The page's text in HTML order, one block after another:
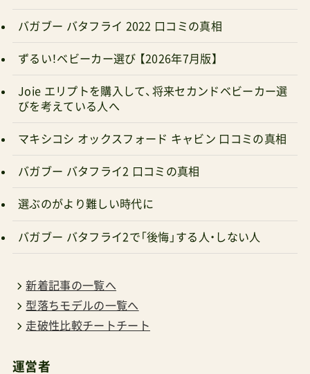
バガブー バタフライ 2022 口コミの真相
ずるい！ベビーカー選び 【2026年7月版】
Joie エリプトを購入して、将来セカンドベビーカー選
びを考えている人へ
マキシコシ オックスフォード キャビン 口コミの真相
バガブー バタフライ2 口コミの真相
選ぶのがより難しい時代に
バガブー バタフライ2で「後悔」する人・しない人
新着記事の一覧へ
型落ちモデルの一覧へ
走破性比較チートチート
運営者